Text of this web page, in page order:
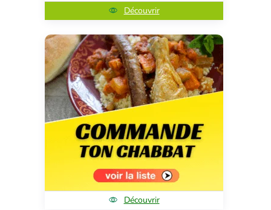
Découvrir
Découvrir